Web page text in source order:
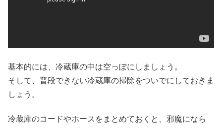
基本的には、冷蔵庫の中は空っぽにしましょう。
そして、普段できない冷蔵庫の掃除をついでにしておきま
しょう。
冷蔵庫のコードやホースをまとめておくと、邪魔になら